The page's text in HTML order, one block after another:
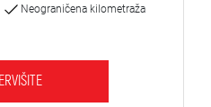
Neograničena kilometraža